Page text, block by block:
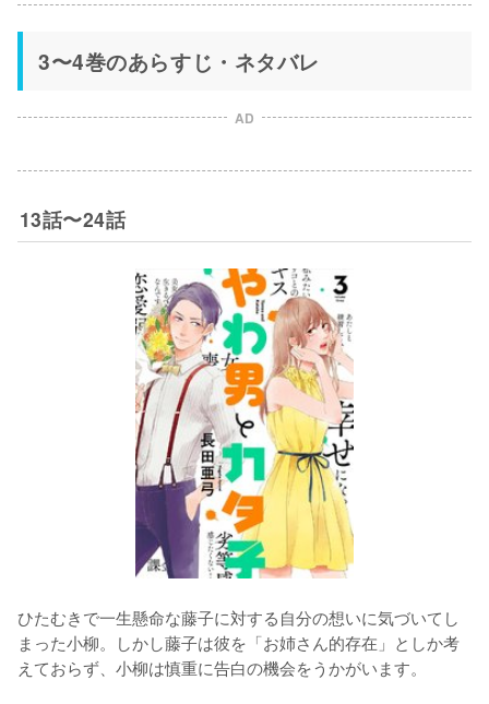
3〜4巻のあらすじ・ネタバレ
AD
13話〜24話
ひたむきで一生懸命な藤子に対する自分の想いに気づいてし
まった小柳。しかし藤子は彼を「お姉さん的存在」としか考
えておらず、小柳は慎重に告白の機会をうかがいます。